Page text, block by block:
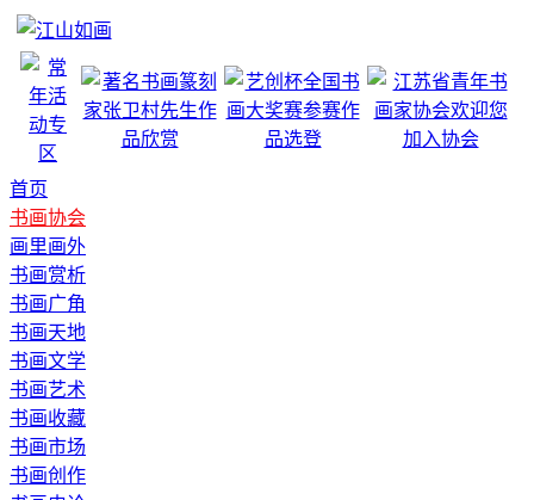
首页
书画协会
画里画外
书画赏析
书画广角
书画天地
书画文学
书画艺术
书画收藏
书画市场
书画创作